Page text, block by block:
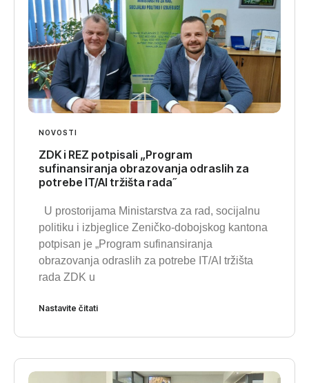
NOVOSTI
ZDK i REZ potpisali „Program
sufinansiranja obrazovanja odraslih za
potrebe IT/AI tržišta rada˝
U prostorijama Ministarstva za rad, socijalnu
politiku i izbjeglice Zeničko-dobojskog kantona
potpisan je „Program sufinansiranja
obrazovanja odraslih za potrebe IT/AI tržišta
rada ZDK u
Nastavite čitati